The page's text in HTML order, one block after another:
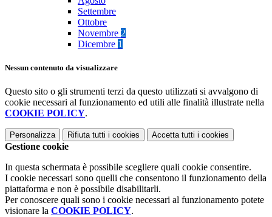
Settembre
Ottobre
Novembre 2
Dicembre 1
Nessun contenuto da visualizzare
Questo sito o gli strumenti terzi da questo utilizzati si avvalgono di
cookie necessari al funzionamento ed utili alle finalità illustrate nella
COOKIE POLICY.
Personalizza Rifiuta tutti i cookies Accetta tutti i cookies
Gestione cookie
In questa schermata è possibile scegliere quali cookie consentire.
I cookie necessari sono quelli che consentono il funzionamento della
piattaforma e non è possibile disabilitarli.
Per conoscere quali sono i cookie necessari al funzionamento potete
visionare la COOKIE POLICY.